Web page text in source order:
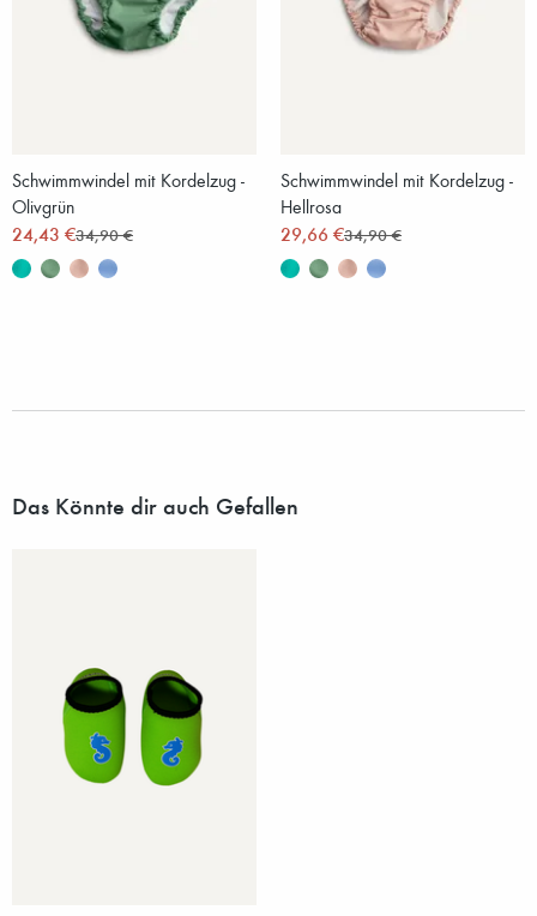
Schwimmwindel mit Kordelzug -
Olivgrün
24,43 €34,90 €
Schwimmwindel mit Kordelzug -
Hellrosa
29,66 €34,90 €
Das Könnte dir auch Gefallen